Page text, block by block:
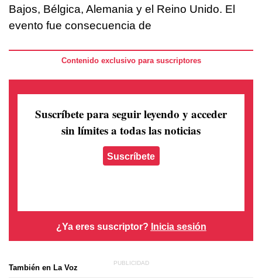
Bajos, Bélgica, Alemania y el Reino Unido. El
evento fue consecuencia de
Contenido exclusivo para suscriptores
Suscríbete para seguir leyendo y acceder
sin límites a todas las noticias
Suscríbete
¿Ya eres suscriptor? Inicia sesión
También en La Voz